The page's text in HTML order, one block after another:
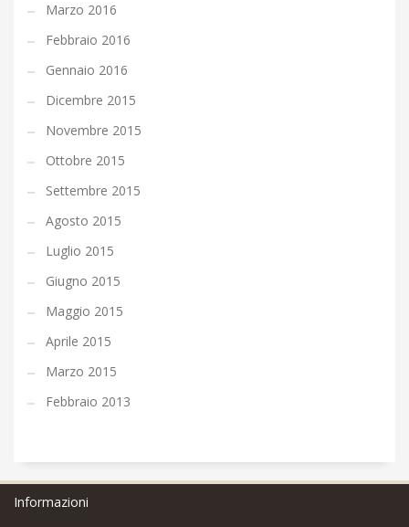
Marzo 2016
Febbraio 2016
Gennaio 2016
Dicembre 2015
Novembre 2015
Ottobre 2015
Settembre 2015
Agosto 2015
Luglio 2015
Giugno 2015
Maggio 2015
Aprile 2015
Marzo 2015
Febbraio 2013
Informazioni